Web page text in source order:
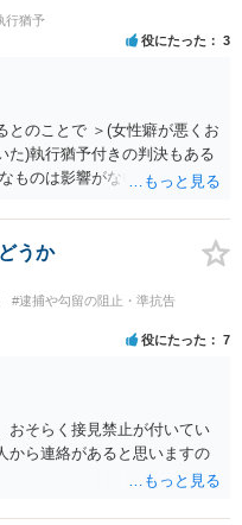
行猶予
役にたった 3
とのことで ＞(女性癖が悪くお
た)執行猶予付きの判決もある
ものは影響がないかと思いま
うか
#逮捕や勾留の阻止・準抗告
役にたった 7
おそらく接見禁止が付いてい
から連絡があると思いますの